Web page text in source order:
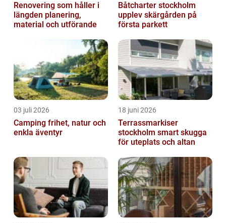
Renovering som håller i
längden planering,
material och utförande
Båtcharter stockholm
upplev skärgården på
första parkett
03 juli 2026
Camping frihet, natur och
enkla äventyr
18 juni 2026
Terrassmarkiser
stockholm smart skugga
för uteplats och altan